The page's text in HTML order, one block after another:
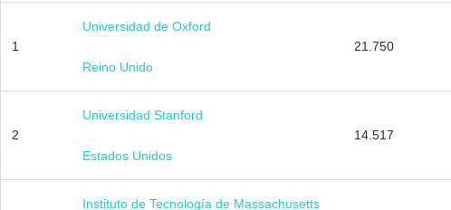
1
Universidad de Oxford
Reino Unido
21.750
2
Universidad Stanford
Estados Unidos
14.517
Instituto de Tecnología de Massachusetts